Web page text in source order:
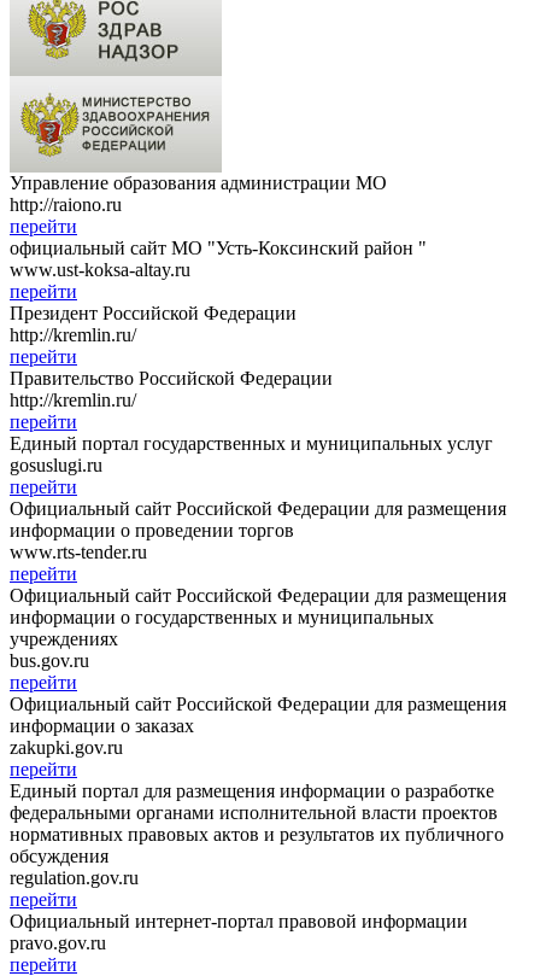
Управление образования администрации МО
http://raiono.ru
перейти
официальный сайт МО "Усть-Коксинский район "
www.ust-koksa-altay.ru
перейти
Президент Российской Федерации
http://kremlin.ru/
перейти
Правительство Российской Федерации
http://kremlin.ru/
перейти
Единый портал государственных и муниципальных услуг
gosuslugi.ru
перейти
Официальный сайт Российской Федерации для размещения
информации о проведении торгов
www.rts-tender.ru
перейти
Официальный сайт Российской Федерации для размещения
информации о государственных и муниципальных
учреждениях
bus.gov.ru
перейти
Официальный сайт Российской Федерации для размещения
информации о заказах
zakupki.gov.ru
перейти
Единый портал для размещения информации о разработке
федеральными органами исполнительной власти проектов
нормативных правовых актов и результатов их публичного
обсуждения
regulation.gov.ru
перейти
Официальный интернет-портал правовой информации
pravo.gov.ru
перейти